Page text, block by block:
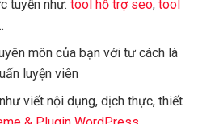
tuyến như:tool hỗ trợ seo,tool
môn của bạn với tư cách là
luyện viên
viết nội dụng, dịch thực, thiết